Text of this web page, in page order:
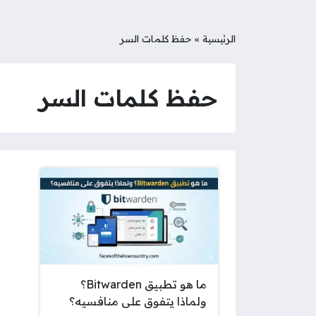
الرئيسية » حفظ كلمات السر
حفظ كلمات السر
ما هو تطبيق Bitwarden؟
ولماذا يتفوق على منافسيه؟